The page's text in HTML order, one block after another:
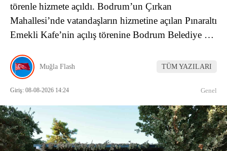
törenle hizmete açıldı. Bodrum’un Çırkan
Mahallesi’nde vatandaşların hizmetine açılan Pınaraltı
Emekli Kafe’nin açılış törenine Bodrum Belediye …
Muğla Flash TÜM YAZILARI
Giriş: 08-08-2026 14:24 Genel